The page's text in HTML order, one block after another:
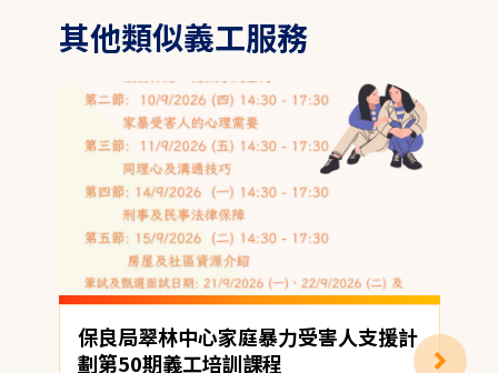
其他類似義工服務
保良局翠林中心家庭暴力受害人支援計
劃第50期義工培訓課程